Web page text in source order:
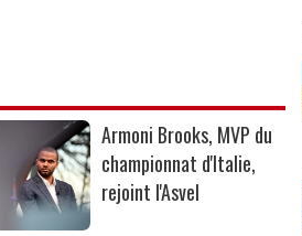
Armoni Brooks, MVP du
championnat d'Italie,
rejoint l'Asvel